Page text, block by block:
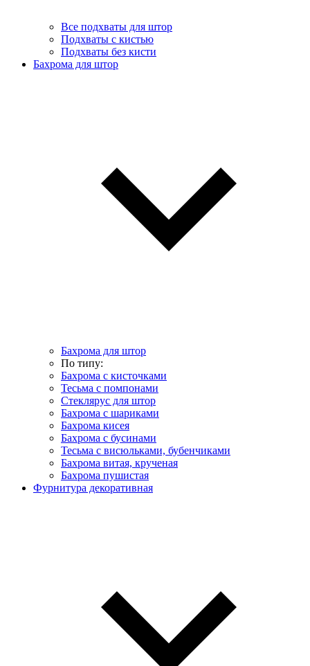
Все подхваты для штор
Подхваты с кистью
Подхваты без кисти
Бахрома для штор
Бахрома для штор
По типу:
Бахрома с кисточками
Тесьма с помпонами
Стеклярус для штор
Бахрома с шариками
Бахрома кисея
Бахрома с бусинами
Тесьма с висюльками, бубенчиками
Бахрома витая, крученая
Бахрома пушистая
Фурнитура декоративная